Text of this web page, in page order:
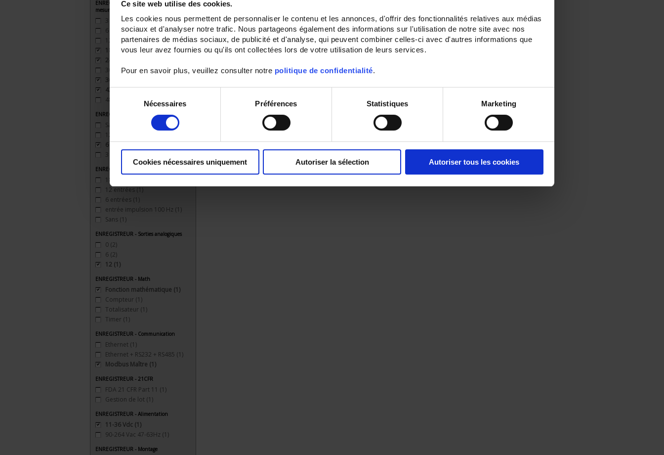
Ce site web utilise des cookies.
Les cookies nous permettent de personnaliser le contenu et les annonces, d'offrir des fonctionnalités relatives aux médias
sociaux et d'analyser notre trafic. Nous partageons également des informations sur l'utilisation de notre site avec nos
partenaires de médias sociaux, de publicité et d'analyse, qui peuvent combiner celles-ci avec d'autres informations que
vous leur avez fournies ou qu'ils ont collectées lors de votre utilisation de leurs services.
Pour en savoir plus, veuillez consulter notre politique de confidentialité.
Sélection
consentement
Nécessaires Préférences Statistiques Marketing
Cookies nécessaires uniquement Autoriser la sélection Autoriser tous les cookies
ENREGISTREUR - Nombre de voies de
mesure
3
6
12
18
24
30
36
42(1)
48
ENREGISTREUR - Sorties relais
Sans
12 sorties
6 sorties(1)
3 sorties
ENREGISTREUR - Entrées Logiques
18 entrées
12 entrées (1)
6 entrées (1)
entrée impulsion 100 Hz (1)
Sans (1)
ENREGISTREUR - Sorties analogiques
0 (2)
6 (2)
12 (1)
ENREGISTREUR - Math
Fonction mathématique (1)
Compteur (1)
Totalisateur (1)
Timer (1)
ENREGISTREUR - Communication
Ethernet (1)
Ethernet + RS232 + RS485 (1)
Modbus Maître (1)
ENREGISTREUR - 21CFR
FDA 21 CFR Part 11 (1)
Gestion de lot (1)
ENREGISTREUR - Alimentation
11-36 Vdc (1)
90-264 Vac 47-63Hz (1)
ENREGISTREUR - Montage